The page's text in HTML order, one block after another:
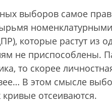
выборов самое
которые растут из
не приспособлены.
то скорее
В этом смысле
отсеиваются.